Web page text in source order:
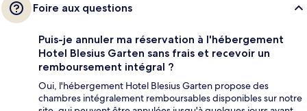
Foire aux questions
Puis-je annuler ma réservation à l'hébergement
Hotel Blesius Garten sans frais et recevoir un
remboursement intégral ?
Oui, l'hébergement Hotel Blesius Garten propose des
chambres intégralement remboursables disponibles sur notre